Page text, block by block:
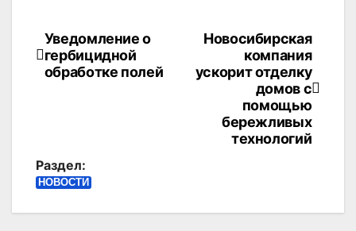
Навигация
по
Новосибирская
компания
ускорит отделку
домов с
помощью
бережливых
технологий
Уведомление о
гербицидной
обработке полей
Раздел:
НОВОСТИ